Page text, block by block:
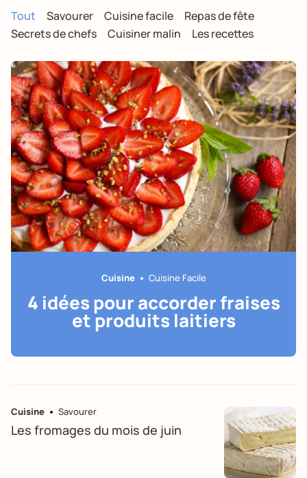
Tout Savourer Cuisine facile
Repas de fête
Secrets de chefs
Cuisiner malin Les recettes
Cuisine Cuisine Facile
4 idées pour accorder fraises
et produits laitiers
Cuisine Savourer
Les fromages du mois de juin